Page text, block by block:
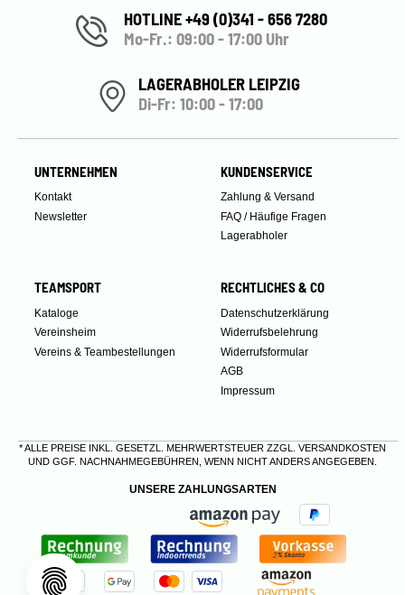
HOTLINE +49 (0)341 - 656 7280
Mo-Fr.: 09:00 - 17:00 Uhr
LAGERABHOLER LEIPZIG
Di-Fr: 10:00 - 17:00
UNTERNEHMEN
Kontakt
Newsletter
KUNDENSERVICE
Zahlung & Versand
FAQ / Häufige Fragen
Lagerabholer
TEAMSPORT
Kataloge
Vereinsheim
Vereins & Teambestellungen
RECHTLICHES & CO
Datenschutzerklärung
Widerrufsbelehrung
Widerrufsformular
AGB
Impressum
* ALLE PREISE INKL. GESETZL. MEHRWERTSTEUER ZZGL. VERSANDKOSTEN
UND GGF. NACHNAHMEGEBÜHREN, WENN NICHT ANDERS ANGEGEBEN.
UNSERE ZAHLUNGSARTEN